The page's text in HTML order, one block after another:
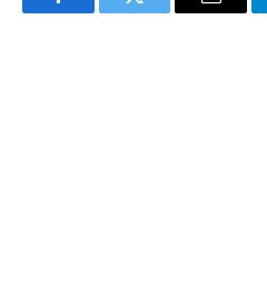
FacebookTwitter Email